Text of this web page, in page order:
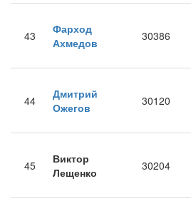
43
Фарход
Ахмедов
30386
44
Дмитрий
Ожегов
30120
45
Виктор
Лещенко
30204